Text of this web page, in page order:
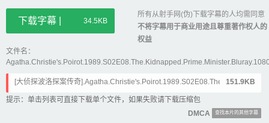
下载字幕 | 34.5KB
所有从射手网(伪)下载字幕的人均需同意
不将字幕用于商业用途且尊重著作权人的
权益
文件名：
[大侦探波洛探案传奇].Agatha.Christie's.Poirot.1989.S02E08.The.Kidnapp
ed.Prime.Minister.Bluray.chs-eng(海盗美剧).ass
151.9KB
提示：单击列表可直接下载单个文件，如果失败请下载压缩包
DMCA
查找本片的其他字幕